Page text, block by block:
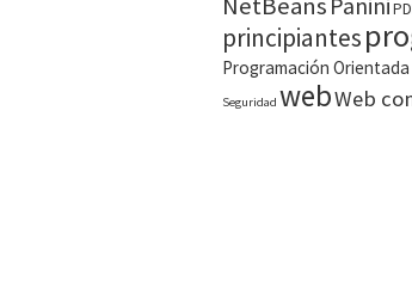
principiantes
Programación
Seguridad webWeb